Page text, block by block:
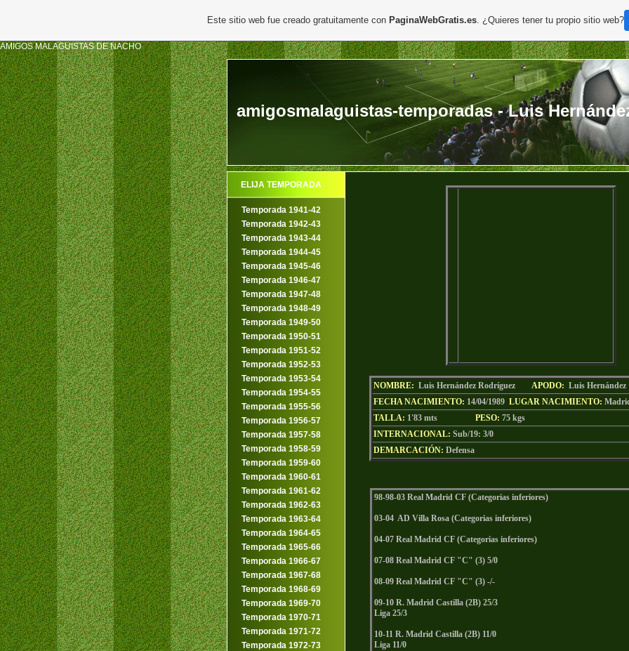
AMIGOS MALAGUISTAS DE NACHO
amigosmalaguistas-temporadas - Luis
ELIJA TEMPORADA
Temporada 1941-42
Temporada 1942-43
Temporada 1943-44
Temporada 1944-45
Temporada 1945-46
Temporada 1946-47
Temporada 1947-48
Temporada 1948-49
Temporada 1949-50
Temporada 1950-51
Temporada 1951-52
Temporada 1952-53
Temporada 1953-54
Temporada 1954-55
Temporada 1955-56
Temporada 1956-57
Temporada 1957-58
Temporada 1958-59
Temporada 1959-60
Temporada 1960-61
Temporada 1961-62
Temporada 1962-63
Temporada 1963-64
Temporada 1964-65
Temporada 1965-66
Temporada 1966-67
Temporada 1967-68
Temporada 1968-69
Temporada 1969-70
Temporada 1970-71
Temporada 1971-72
Temporada 1972-73
NOMBRE: Luis Hernández Rodríguez APODO: Luis Hernández
FECHA NACIMIENTO: 14/04/1989 LUGAR NACIMIENTO:
TALLA: 1'83 mts PESO: 75 kgs
INTERNACIONAL: Sub/19: 3/0
DEMARCACIÓN: Defensa
98-98-03 Real Madrid CF (Categorias inferiores)
03-04 AD Villa Rosa (Categorias inferiores)
04-07 Real Madrid CF (Categorias inferiores)
07-08 Real Madrid CF "C" (3) 5/0
08-09 Real Madrid CF "C" (3) -/-
09-10 R. Madrid Castilla (2B) 25/3
Liga 25/3
10-11 R. Madrid Castilla (2B) 11/0
Liga 11/0
Este sitio web fue creado gratuitamente con PaginaWebGratis.es. ¿Quieres tener tu propio sitio web?